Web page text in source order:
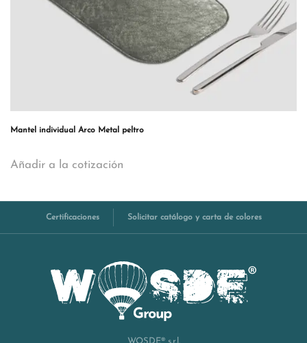
Mantel individual Arco Metal peltro
Añadir a la cotización
Certificaciones Solicitar catálogo y carta de colores